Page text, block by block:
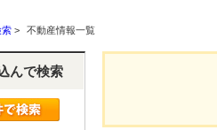
索 > 不動産情報一覧
んで検索